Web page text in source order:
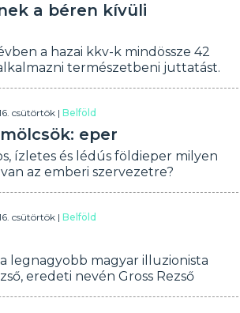
a béren kívüli
a hazai kkv-k mindössze 42
természetbeni juttatást.
csütörtök |Belföld
eper
ízletes és lédús földieper milyen
az emberi szervezetre?
csütörtök |Belföld
legnagyobb magyar illuzionista
eredeti nevén Gross Rezső